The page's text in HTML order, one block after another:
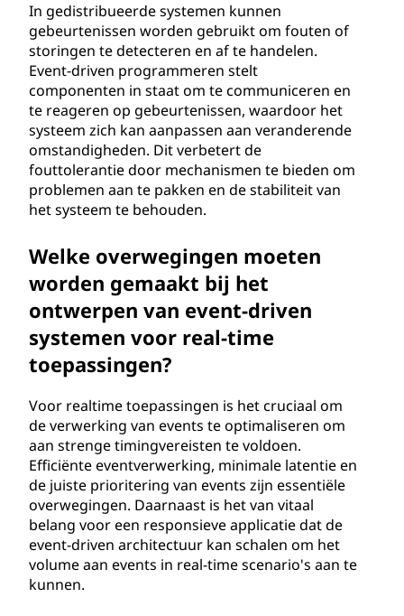
In gedistribueerde systemen kunnen
gebeurtenissen worden gebruikt om fouten of
storingen te detecteren en af te handelen.
Event-driven programmeren stelt
componenten in staat om te communiceren en
te reageren op gebeurtenissen, waardoor het
systeem zich kan aanpassen aan veranderende
omstandigheden. Dit verbetert de
fouttolerantie door mechanismen te bieden om
problemen aan te pakken en de stabiliteit van
het systeem te behouden.
Welke overwegingen moeten
worden gemaakt bij het
ontwerpen van event-driven
systemen voor real-time
toepassingen?
Voor realtime toepassingen is het cruciaal om
de verwerking van events te optimaliseren om
aan strenge timingvereisten te voldoen.
Efficiënte eventverwerking, minimale latentie en
de juiste prioritering van events zijn essentiële
overwegingen. Daarnaast is het van vitaal
belang voor een responsieve applicatie dat de
event-driven architectuur kan schalen om het
volume aan events in real-time scenario's aan te
kunnen.